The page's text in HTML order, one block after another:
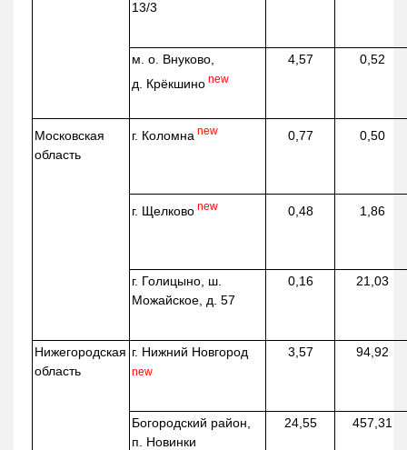
13/3
м. о. Внуково,
д. Крёкшино new
4,57 0,52
Московская
область
г. Коломна new 0,77 0,50
г. Щелково new 0,48 1,86
г. Голицыно, ш.
Можайское, д. 57
0,16 21,03
Нижегородская
область
г. Нижний Новгород
new
3,57 94,92
Богородский район,
п. Новинки
24,55 457,31